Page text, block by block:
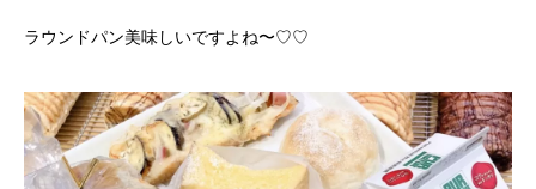
ラウンドパン美味しいですよね〜♡♡